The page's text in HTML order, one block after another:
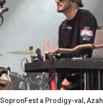
a Prodigy-val,